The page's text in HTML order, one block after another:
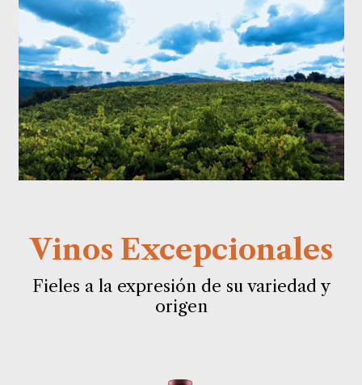
Vinos Excepcionales
Fieles a la expresión de su variedad y
origen